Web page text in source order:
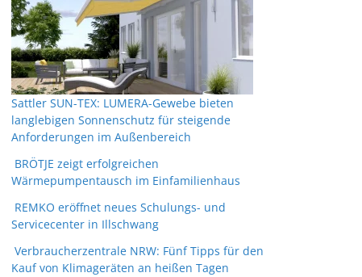
Sattler SUN-TEX: LUMERA-Gewebe bieten
langlebigen Sonnenschutz für steigende
Anforderungen im Außenbereich
BRÖTJE zeigt erfolgreichen
Wärmepumpentausch im Einfamilienhaus
REMKO eröffnet neues Schulungs- und
Servicecenter in Illschwang
Verbraucherzentrale NRW: Fünf Tipps für den
Kauf von Klimageräten an heißen Tagen